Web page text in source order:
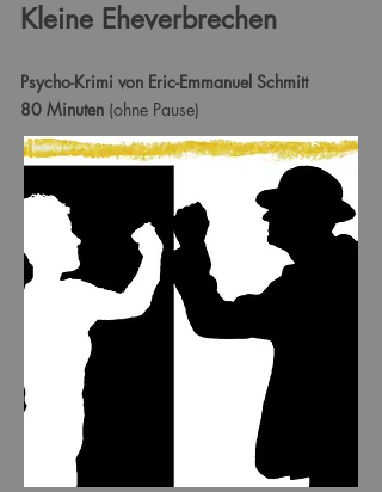
Kleine Eheverbrechen
Psycho-Krimi von Eric-Emmanuel Schmitt
80 Minuten (ohne Pause)